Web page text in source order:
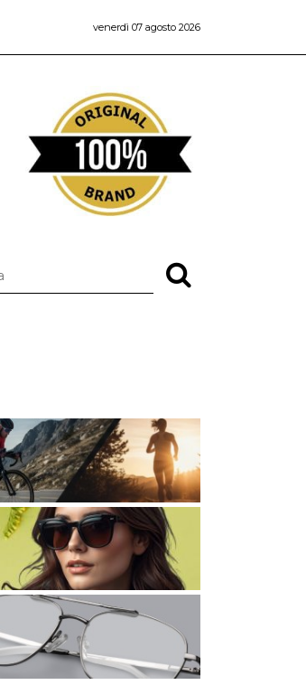
venerdì 07 agosto 2026